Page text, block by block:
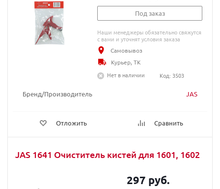
Бренд/Производитель JAS
Отложить Сравнить
Под заказ
Наши менеджеры обязательно свяжутся
с вами и уточнят условия заказа
Самовывоз
Курьер, ТК
Нет в наличии
Код: 3503
JAS 1641 Очиститель кистей для 1601, 1602
297 руб.